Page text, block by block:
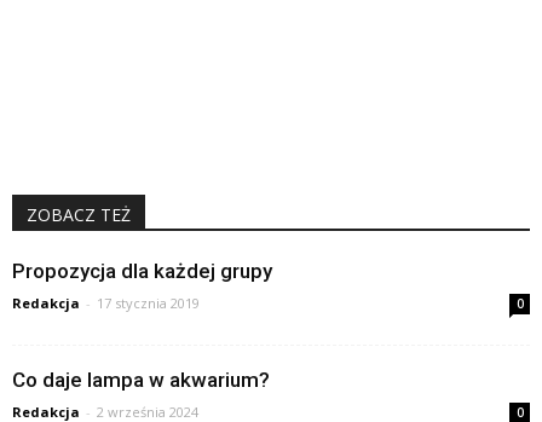
ZOBACZ TEŻ
Propozycja dla każdej grupy
Redakcja - 17 stycznia 2019 0
Co daje lampa w akwarium?
Redakcja - 2 września 2024 0